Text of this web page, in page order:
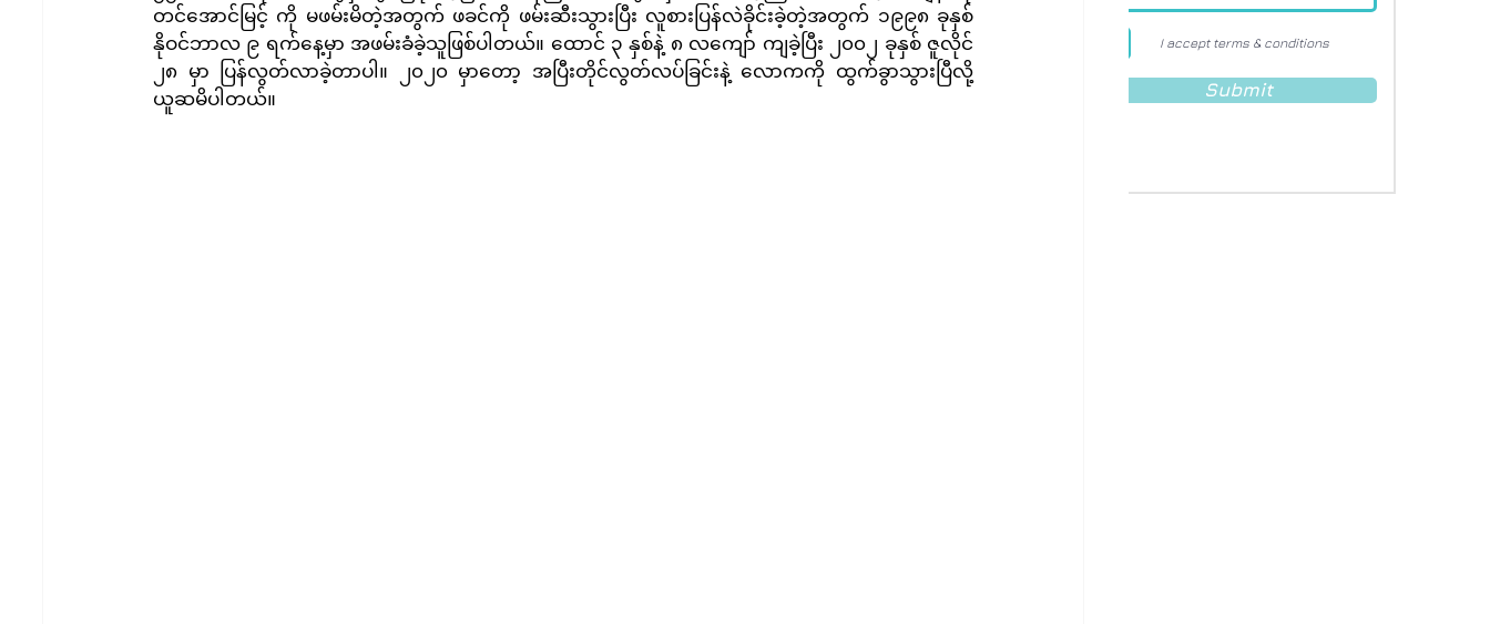
I accept terms & conditions
Submit
တင်အောင်မြင့် ကို မဖမ်းမိတဲ့အတွက် ဖခင်ကို ဖမ်းဆီးသွားပြီး လူစားပြန်လဲခိုင်းခဲ့တဲ့အတွက် ၁၉၉၈ ခုနှစ်
နိုဝင်ဘာလ ၉ ရက်နေ့မှာ အဖမ်းခံခဲ့သူဖြစ်ပါတယ်။ ထောင် ၃ နှစ်နဲ့ ၈ လကျော် ကျခဲ့ပြီး ၂၀၀၂ ခုနှစ် ဇူလိုင်
၂၈ မှာ ပြန်လွတ်လာခဲ့တာပါ။ ၂၀၂၀ မှာတော့ အပြီးတိုင်လွတ်လပ်ခြင်းနဲ့ လောကကို ထွက်ခွာသွားပြီလို့
ယူဆမိပါတယ်။